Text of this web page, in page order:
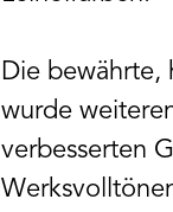
Die bewährte,
wurde
verbesserten